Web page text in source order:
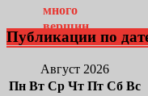
Публикации по
Август 2026
Пн Вт Ср Чт Пт Сб Вс